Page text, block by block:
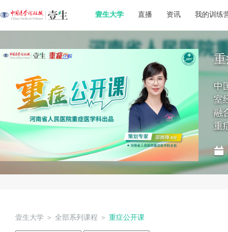
壹生大学 直播 资讯 我的训练
中
室
融
重
壹生大学 ＞ 全部系列课程 ＞ 重症公开课